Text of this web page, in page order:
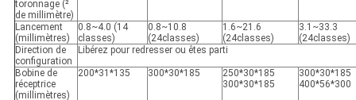
toronnage (²
de millimètre)
Lancement
(millimètres)
0.8~4.0 (14
classes)
0.8~10.8
(24classes)
1.6~21.6
(24classes)
3.1~33.3
(24classes)
Direction de
configuration
Libérez pour redresser ou êtes parti
Bobine de
réceptrice
(millimètres)
200*31*135 300*30*185
250*30*185
300*30*185
300*30*185
400*56*300